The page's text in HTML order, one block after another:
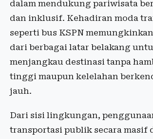
dalam mendukung pariwisata
dan inklusif. Kehadiran moda
seperti bus KSPN
dari berbagai latar belakang
menjangkau destinasi tanpa
tinggi maupun kelelahan
jauh.
Dari sisi lingkungan,
transportasi publik secara masif